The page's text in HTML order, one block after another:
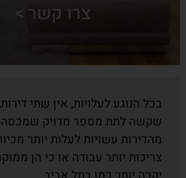
צרו קשר >
בכל הנוגע לעלויות, אין שתי
שקשה לתת מספר מדויק
מהדירות עשויות לעלות יותר
צריכות יותר עבודה או כי הן